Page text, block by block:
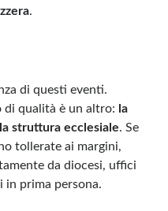
.
di questi eventi.
di qualità è un altro: la
struttura ecclesiale. Se
tollerate ai margini,
da diocesi, uffici
in prima persona.